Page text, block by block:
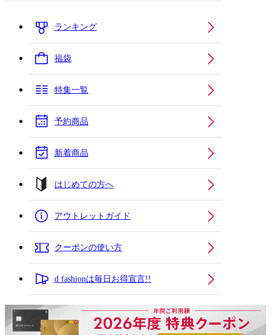
ランキング
福袋
特集一覧
予約商品
新着商品
はじめての方へ
アウトレットガイド
クーポンの使い方
d fashionは毎日お得宣言!!